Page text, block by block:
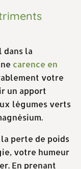
dans la
carence en
votre
un apport
légumes verts
perte de poids
votre humeur
En prenant